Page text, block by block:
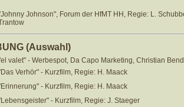
Johnson", Forum der HfMT HH, Regie: L.
(Auswahl)
valet" - Werbespot, Da Capo Marketing, Christian
Verhör" - Kurzfilm, Regie: H. Maack
- Kurzfilm, Regie: H. Maack
- Kurzfilm, Regie: J. Staeger